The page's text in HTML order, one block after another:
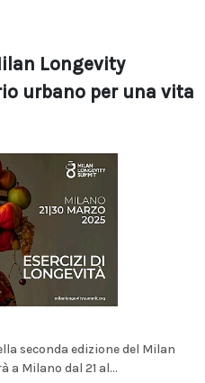
Longevity
urbano per una vita
seconda edizione del Milan
a Milano dal 21 al...